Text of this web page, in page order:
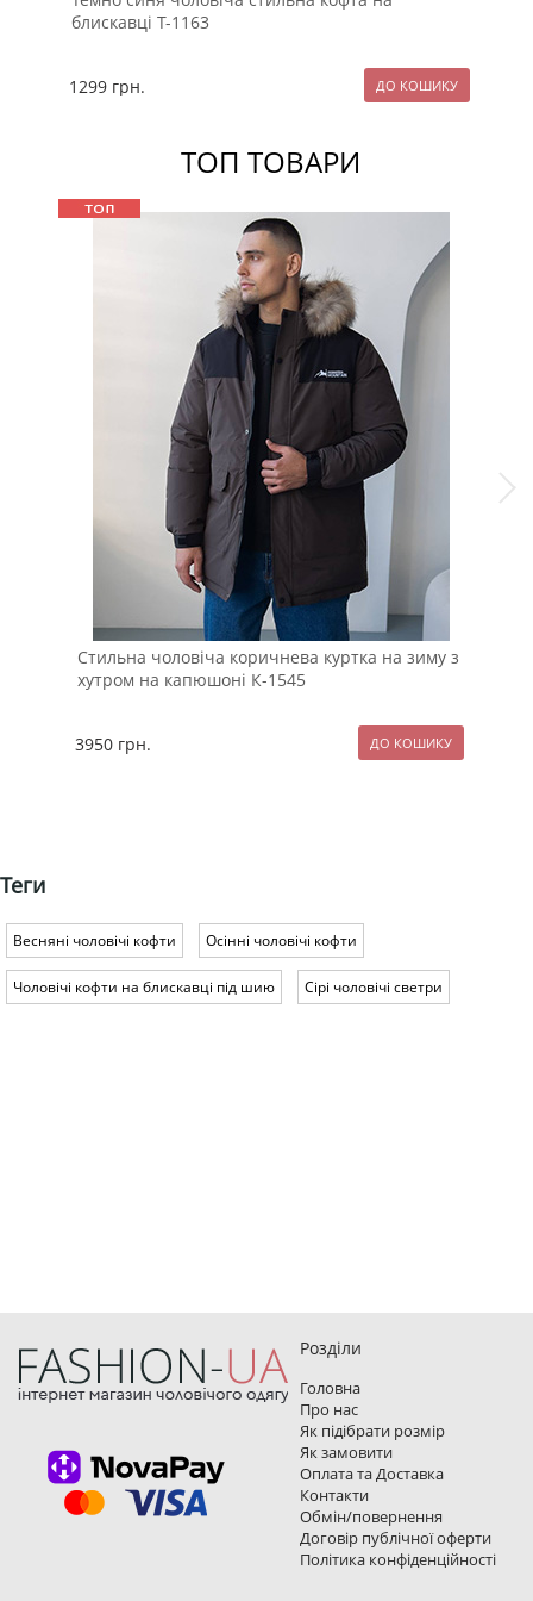
блискавці Т-1163
1299 грн.
ТОП ТОВАРИ
Стильна чоловіча коричнева куртка на зиму з
хутром на капюшоні К-1545
3950 грн.
Теги
Весняні чоловічі кофти Осінні чоловічі кофти
Чоловічі кофти на блискавці під шию Сірі чоловічі светри
Розділи
Головна
Про нас
Як підібрати розмір
Як замовити
Оплата та Доставка
Контакти
Обмін/повернення
Договір публічної оферти
Політика конфіденційності